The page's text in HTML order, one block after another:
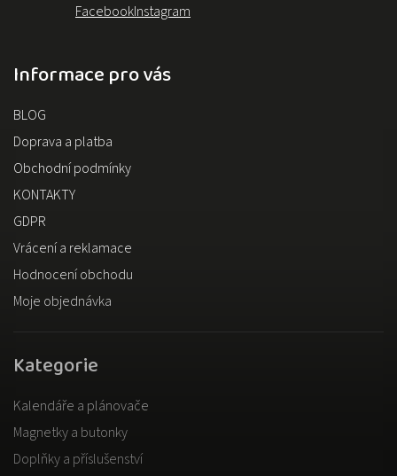
Kategorie
Kalendáře a plánovače
Magnetky a butonky
Doplňky a příslušenství
Informace pro vás
BLOG
Doprava a platba
Obchodní podmínky
KONTAKTY
GDPR
Vrácení a reklamace
Hodnocení obchodu
Moje objednávka
FacebookInstagram